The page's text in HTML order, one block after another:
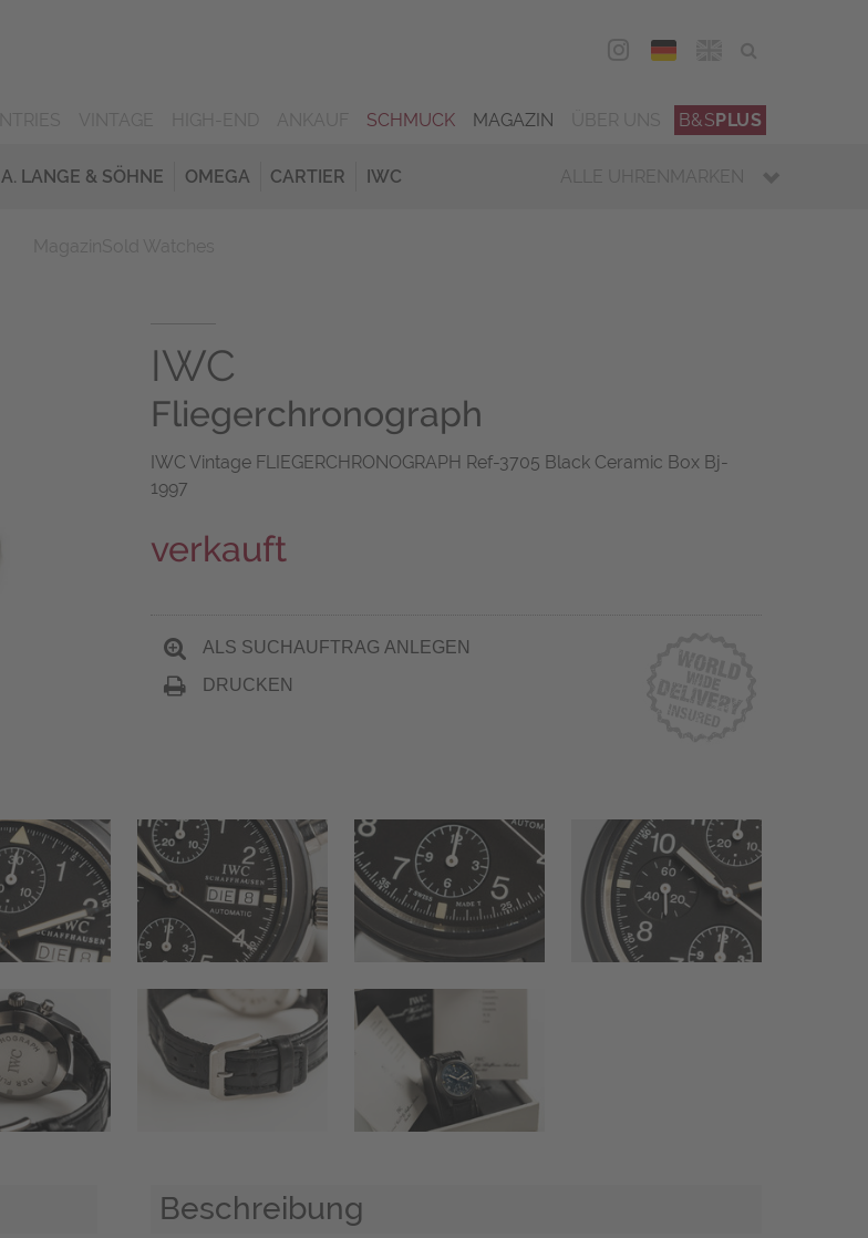
DEU
SCHMUCK MAGAZIN B&SPLUS
A. LANGE & SÖHNE OMEGA CARTIER IWC ALLE UHRENMARKEN
IWC
Fliegerchronograph
IWC Vintage FLIEGERCHRONOGRAPH Ref-3705 Black Ceramic Box Bj-
1997
verkauft
ALS SUCHAUFTRAG ANLEGEN
DRUCKEN
Beschreibung